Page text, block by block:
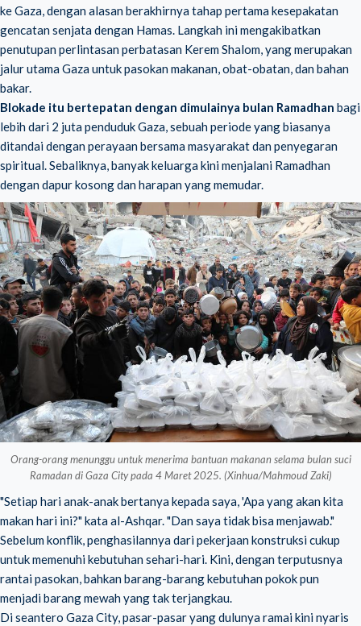
ke Gaza, dengan alasan berakhirnya tahap pertama kesepakatan
gencatan senjata dengan Hamas. Langkah ini mengakibatkan
penutupan perlintasan perbatasan Kerem Shalom, yang merupakan
jalur utama Gaza untuk pasokan makanan, obat-obatan, dan bahan
bakar.
Blokade itu bertepatan dengan dimulainya bulan Ramadhan bagi
lebih dari 2 juta penduduk Gaza, sebuah periode yang biasanya
ditandai dengan perayaan bersama masyarakat dan penyegaran
spiritual. Sebaliknya, banyak keluarga kini menjalani Ramadhan
dengan dapur kosong dan harapan yang memudar.
Orang-orang menunggu untuk menerima bantuan makanan selama bulan suci
Ramadan di Gaza City pada 4 Maret 2025. (Xinhua/Mahmoud Zaki)
"Setiap hari anak-anak bertanya kepada saya, 'Apa yang akan kita
makan hari ini?" kata al-Ashqar. "Dan saya tidak bisa menjawab."
Sebelum konflik, penghasilannya dari pekerjaan konstruksi cukup
untuk memenuhi kebutuhan sehari-hari. Kini, dengan terputusnya
rantai pasokan, bahkan barang-barang kebutuhan pokok pun
menjadi barang mewah yang tak terjangkau.
Di seantero Gaza City, pasar-pasar yang dulunya ramai kini nyaris